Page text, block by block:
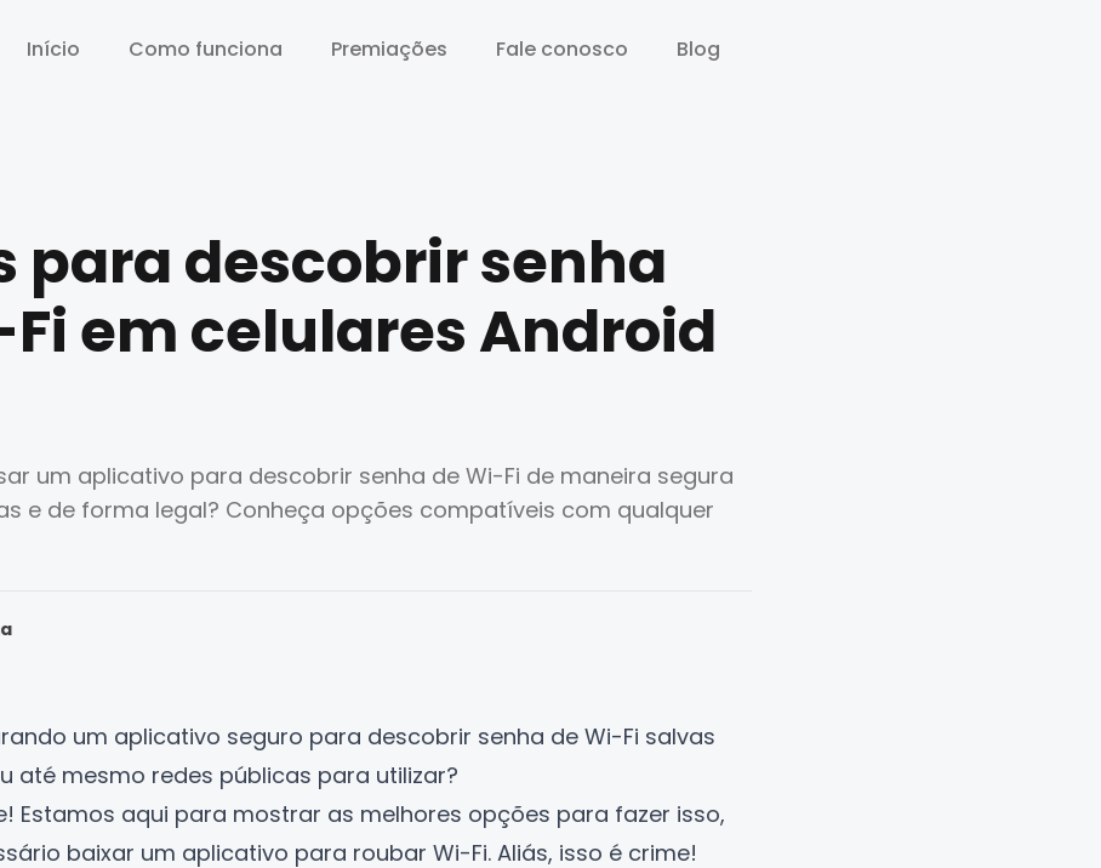
Início Como funciona Premiações Fale conosco Blog
Início Como funciona Premiações Fale conosco Blog
para descobrir senha
em celulares Android
um aplicativo para descobrir senha de Wi-Fi de maneira segura
e de forma legal? Conheça opções compatíveis com qualquer
um aplicativo seguro para descobrir senha de Wi-Fi salvas
até mesmo redes públicas para utilizar?
Estamos aqui para mostrar as melhores opções para fazer isso,
baixar um aplicativo para roubar Wi-Fi. Aliás, isso é crime!